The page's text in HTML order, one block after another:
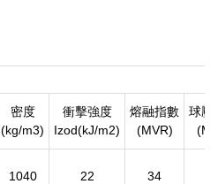
密度
(kg/m3)
衝擊強度
Izod(kJ/m2)
熔融指數
(MVR)
球壓
1040 22 34